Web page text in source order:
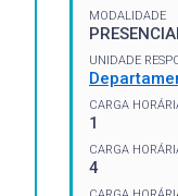
MODALIDADE
UNIDADE
CARGA
1
CARGA
4